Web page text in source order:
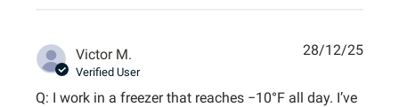
Victor M.
Verified User
Q: I work in a freezer that reaches −10°F all day. I’ve
28/12/25